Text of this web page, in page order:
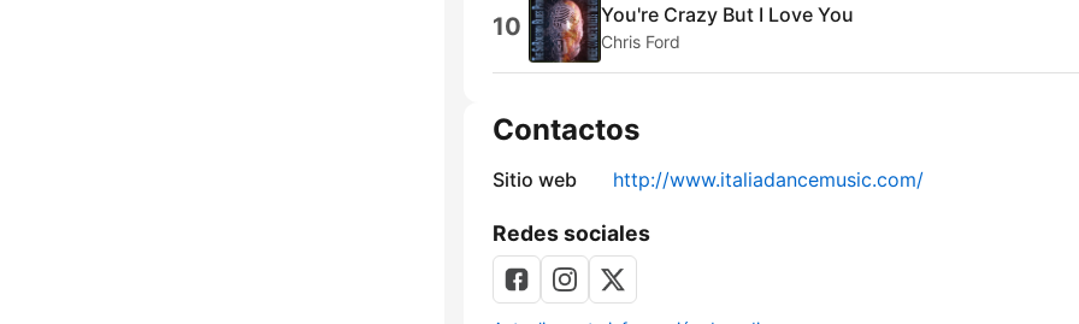
10 You're Crazy But I Love You
Chris Ford
Contactos
Sitio web http://www.italiadancemusic.com/
Redes sociales